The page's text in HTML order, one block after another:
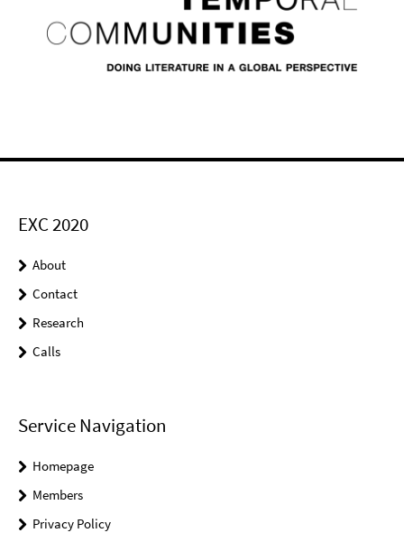
EXC 2020
About
Contact
Research
Calls
Service Navigation
Homepage
Members
Privacy Policy